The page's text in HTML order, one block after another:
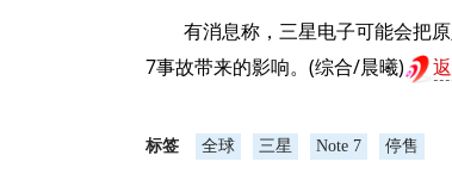
有消息称，三星电子可能会把
7事故带来的影响。(综合/晨曦)
标签 全球 三星 Note 7 停售